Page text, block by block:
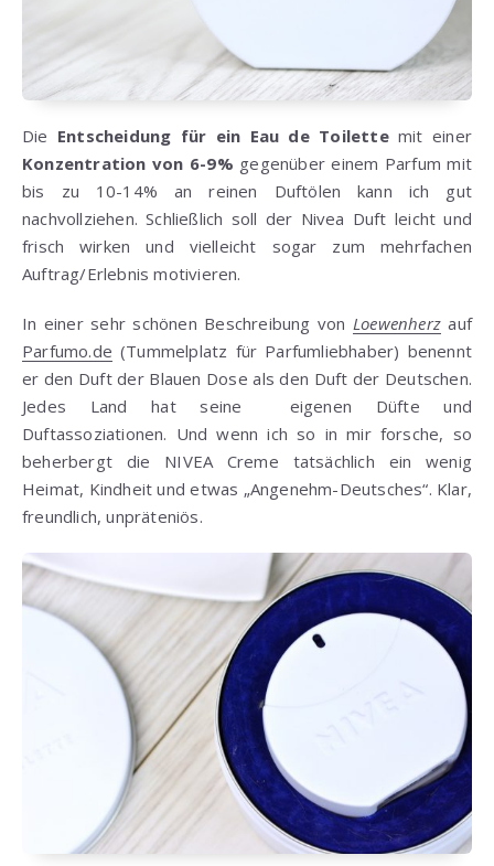
Die Entscheidung für ein Eau de Toilettemit einer
Konzentration von 6-9% gegenüber einem Parfum mit
bis zu 10-14% an reinen Duftölen kann ich gut
nachvollziehen. Schließlich soll der Nivea Duft leicht und
frisch wirken und vielleicht sogar zum mehrfachen
Auftrag/Erlebnis motivieren.
In einer sehr schönen Beschreibung von Loewenherzauf
Parfumo.de (Tummelplatz für Parfumliebhaber) benennt
er den Duft der Blauen Dose als den Duft der Deutschen.
Jedes Land hat seine eigenen Düfte und
Duftassoziationen. Und wenn ich so in mir forsche, so
beherbergt die NIVEA Creme tatsächlich ein wenig
Heimat, Kindheit und etwas „Angenehm-Deutsches“. Klar,
freundlich, unpräteniös.